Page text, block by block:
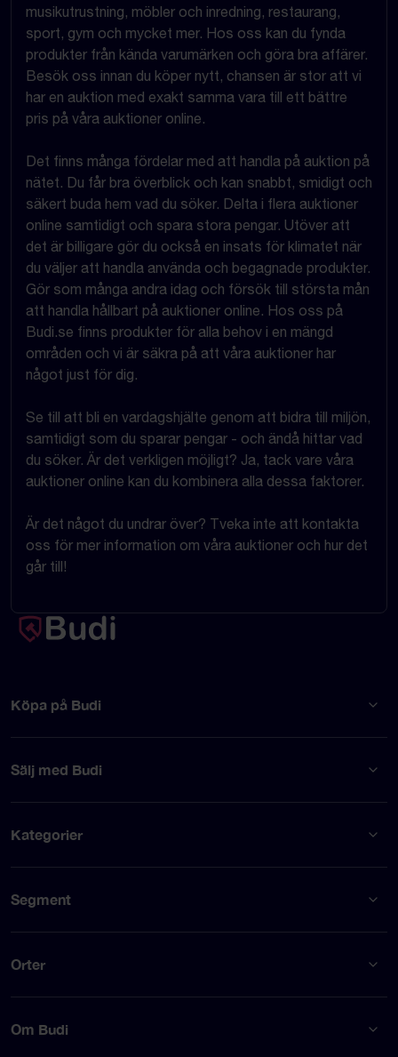
musikutrustning, möbler och inredning, restaurang,
sport, gym och mycket mer. Hos oss kan du fynda
produkter från kända varumärken och göra bra affärer.
Besök oss innan du köper nytt, chansen är stor att vi
har en auktion med exakt samma vara till ett bättre
pris på våra auktioner online.
Det finns många fördelar med att handla på auktion på
nätet. Du får bra överblick och kan snabbt, smidigt och
säkert buda hem vad du söker. Delta i flera auktioner
online samtidigt och spara stora pengar. Utöver att
det är billigare gör du också en insats för klimatet när
du väljer att handla använda och begagnade produkter.
Gör som många andra idag och försök till största mån
att handla hållbart på auktioner online. Hos oss på
Budi.se finns produkter för alla behov i en mängd
områden och vi är säkra på att våra auktioner har
något just för dig.
Se till att bli en vardagshjälte genom att bidra till miljön,
samtidigt som du sparar pengar - och ändå hittar vad
du söker. Är det verkligen möjligt? Ja, tack vare våra
auktioner online kan du kombinera alla dessa faktorer.
Är det något du undrar över? Tveka inte att kontakta
oss för mer information om våra auktioner och hur det
går till!
Köpa på Budi
Sälj med Budi
Kategorier
Segment
Orter
Om Budi